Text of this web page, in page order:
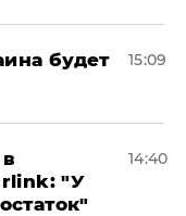
будет
15:09
"У
14:40